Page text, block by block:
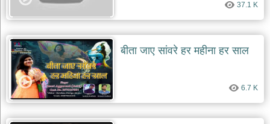
37.1 K
बीता जाए सांवरे हर महीना हर साल
6.7 K